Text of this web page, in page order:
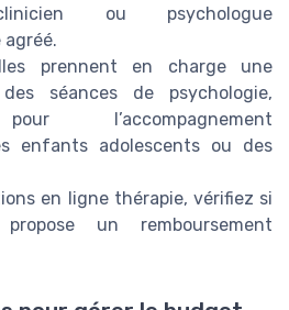
ou psychologue
prennent en charge une
séances de psychologie,
l’accompagnement
enfants adolescents ou des
en ligne thérapie, vérifiez si
un remboursement